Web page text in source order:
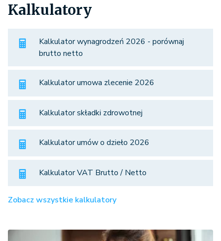
Kalkulatory
Kalkulator wynagrodzeń 2026 - porównaj
brutto netto
Kalkulator umowa zlecenie 2026
Kalkulator składki zdrowotnej
Kalkulator umów o dzieło 2026
Kalkulator VAT Brutto / Netto
Zobacz wszystkie kalkulatory